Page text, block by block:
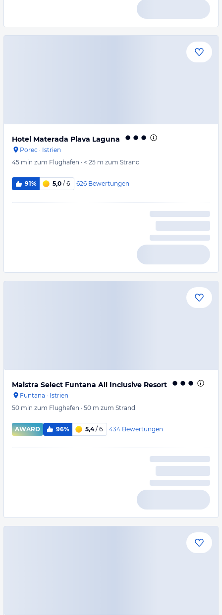
Hotel Materada Plava Laguna
Porec · Istrien
45 min zum Flughafen · < 25 m zum Strand
91% 5,0 / 6 626 Bewertungen
Maistra Select Funtana All Inclusive Resort
Funtana · Istrien
50 min zum Flughafen · 50 m zum Strand
AWARD 96% 5,4/ 6 434 Bewertungen